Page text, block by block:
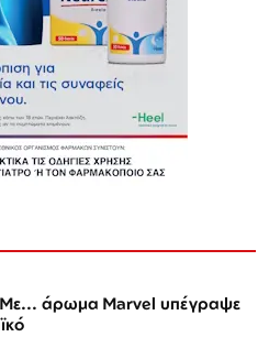
Με... άρωμα Marvel υπέγραψε